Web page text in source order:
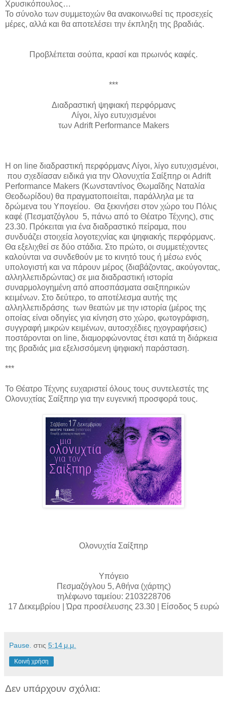
Χρυσικόπουλος…
Το σύνολο των συμμετοχών θα ανακοινωθεί τις προσεχείς
μέρες, αλλά και θα αποτελέσει την έκπληξη της βραδιάς.
Προβλέπεται σούπα, κρασί και πρωινός καφές.
***
Διαδραστική ψηφιακή περφόρμανς
Λίγοι, λίγο ευτυχισμένοι
των Adrift Performance Makers
Η on line διαδραστική περφόρμανς Λίγοι, λίγο ευτυχισμένοι,
που σχεδίασαν ειδικά για την Ολονυχτία Σαίξπηρ οι Adrift
Performance Makers (Κωνσταντίνος Θωμαΐδης Ναταλία
Θεοδωρίδου) θα πραγματοποιείται, παράλληλα με τα
δρώμενα του Υπογείου. Θα ξεκινήσει στον χώρο του Πόλις
καφέ (Πεσματζόγλου 5, πάνω από το Θέατρο Τέχνης), στις
23.30. Πρόκειται για ένα διαδραστικό πείραμα, που
συνδυάζει στοιχεία λογοτεχνίας και ψηφιακής περφόρμανς.
Θα εξελιχθεί σε δύο στάδια. Στο πρώτο, οι συμμετέχοντες
καλούνται να συνδεθούν με το κινητό τους ή μέσω ενός
υπολογιστή και να πάρουν μέρος (διαβάζοντας, ακούγοντας,
αλληλλεπιδρώντας) σε μια διαδραστική ιστορία
συναρμολογημένη από αποσπάσματα σαιξπηρικών
κειμένων. Στο δεύτερο, το αποτέλεσμα αυτής της
αλληλλεπιδράσης των θεατών με την ιστορία (μέρος της
οποίας είναι οδηγίες για κίνηση στο χώρο, φωτογράφιση,
συγγραφή μικρών κειμένων, αυτοσχέδιες ηχογραφήσεις)
ποστάρονται on line, διαμορφώνοντας έτσι κατά τη διάρκεια
της βραδιάς μια εξελισσόμενη ψηφιακή παράσταση.
***
Το Θέατρο Τέχνης ευχαριστεί όλους τους συντελεστές της
Ολονυχτίας Σαίξπηρ για την ευγενική προσφορά τους.
Ολονυχτία Σαίξπηρ
Υπόγειο
Πεσμαζόγλου 5, Αθήνα (χάρτης)
τηλέφωνο ταμείου: 2103228706
17 Δεκεμβρίου | Ώρα προσέλευσης 23.30 | Είσοδος 5 ευρώ
Pause. στις 5:14 μ.μ.
Κοινή χρήση
Δεν υπάρχουν σχόλια: